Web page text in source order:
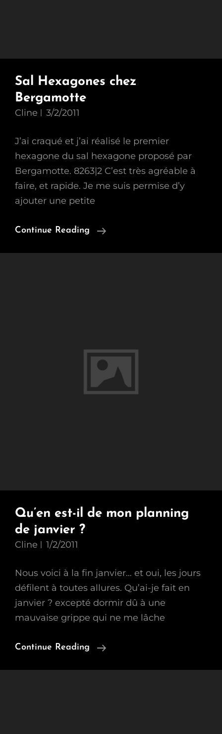
Sal Hexagones chez
Bergamotte
Cline 3/2/2011
J’ai craqué et j’ai réalisé le premier
hexagone du sal hexagone proposé par
Bergamotte. 8263|2 C’est très agréable à
faire, et rapide. Je me suis permise d’y
ajouter une petite
Continue Reading
Sal
Qu’en est-il de mon planning
de janvier ?
Cline 1/2/2011
Nous voici à la fin janvier… et oui, les jours
défilent à toutes allures. Qu’ai-je fait en
janvier ? excepté dormir dû à une
mauvaise grippe qui ne me lâche
Continue Reading
Qu’en